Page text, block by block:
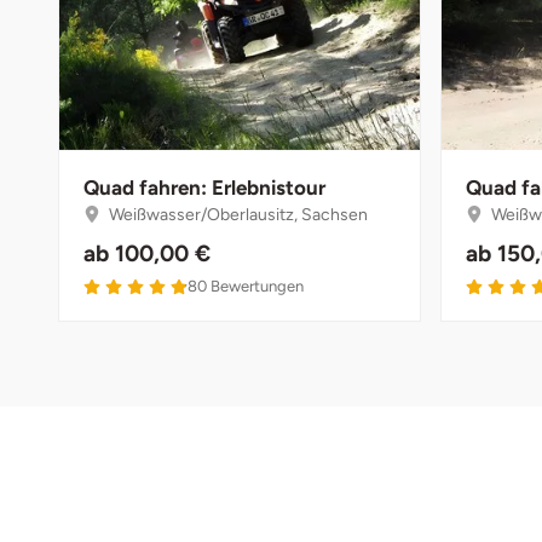
Quad fahren: Erlebnistour
Weißwasser/Oberlausitz, Sachsen
ab 100,00 €
80 Bewertungen
Quad
ab
Bruchköbel
Bruchsal
Burghausen
Chemnitz
Münster
Nürnberg
Oberlausitz
Sangerhausen
Sonneberg
Unterwellenborn